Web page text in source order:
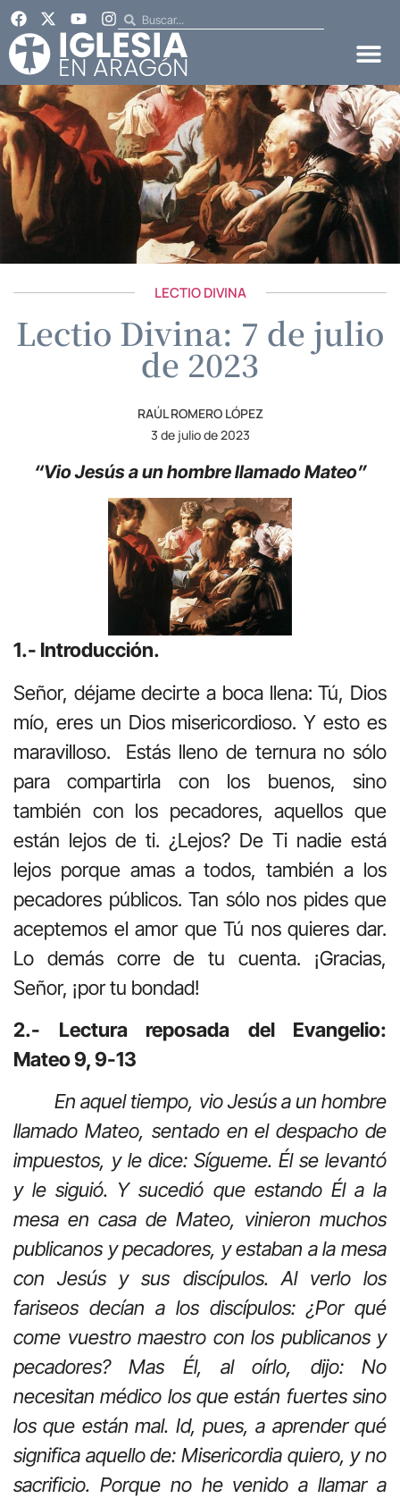
LECTIO DIVINA
Lectio Divina: 7 de julio
de 2023
RAÚL ROMERO LÓPEZ
3 de julio de 2023
“Vio Jesús a un hombre llamado Mateo”
1.- Introducción.
Señor, déjame decirte a boca llena: Tú, Dios
mío, eres un Dios misericordioso. Y esto es
maravilloso. Estás lleno de ternura no sólo
para compartirla con los buenos, sino
también con los pecadores, aquellos que
están lejos de ti. ¿Lejos? De Ti nadie está
lejos porque amas a todos, también a los
pecadores públicos. Tan sólo nos pides que
aceptemos el amor que Tú nos quieres dar.
Lo demás corre de tu cuenta. ¡Gracias,
Señor, ¡por tu bondad!
2.- Lectura reposada del Evangelio:
Mateo 9, 9-13
En aquel tiempo, vio Jesús a un hombre
llamado Mateo, sentado en el despacho de
impuestos, y le dice: Sígueme. Él se levantó
y le siguió. Y sucedió que estando Él a la
mesa en casa de Mateo, vinieron muchos
publicanos y pecadores, y estaban a la mesa
con Jesús y sus discípulos. Al verlo los
fariseos decían a los discípulos: ¿Por qué
come vuestro maestro con los publicanos y
pecadores? Mas Él, al oírlo, dijo: No
necesitan médico los que están fuertes sino
los que están mal. Id, pues, a aprender qué
significa aquello de: Misericordia quiero, y no
sacrificio. Porque no he venido a llamar a